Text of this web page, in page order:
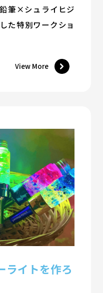
筆×シュライヒジ
た特別ワークショ
View More
ライトを作ろ